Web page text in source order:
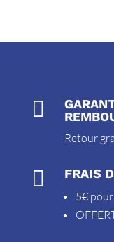

Retour
 FRAIS
5€